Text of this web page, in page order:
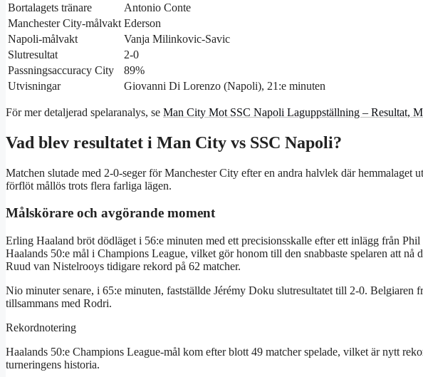
Bortalagets tränare
Antonio Conte
Manchester City-målvakt Ederson
Napoli-målvakt
Vanja Milinkovic-Savic
Slutresultat
2-0
Passningsaccuracy City
89%
Utvisningar
Giovanni Di Lorenzo (Napoli), 21:e minuten
För mer detaljerad spelaranalys, se Man City Mot SSC Napoli Laguppställning – Resultat,
Vad blev resultatet i Man City vs SSC Napoli?
Matchen slutade med 2-0-seger för Manchester City efter en andra halvlek där hemmalaget
förflöt mållös trots flera farliga lägen.
Målskörare och avgörande moment
Erling Haaland bröt dödläget i 56:e minuten med ett precisionsskalle efter ett inlägg från
Haalands 50:e mål i Champions League, vilket gör honom till den snabbaste spelaren att nå
Ruud van Nistelrooys tidigare rekord på 62 matcher.
Nio minuter senare, i 65:e minuten, fastställde Jérémy Doku slutresultatet till 2-0. Belgiaren
tillsammans med Rodri.
Rekordnotering
Haalands 50:e Champions League-mål kom efter blott 49 matcher spelade, vilket är nytt
turneringens historia.